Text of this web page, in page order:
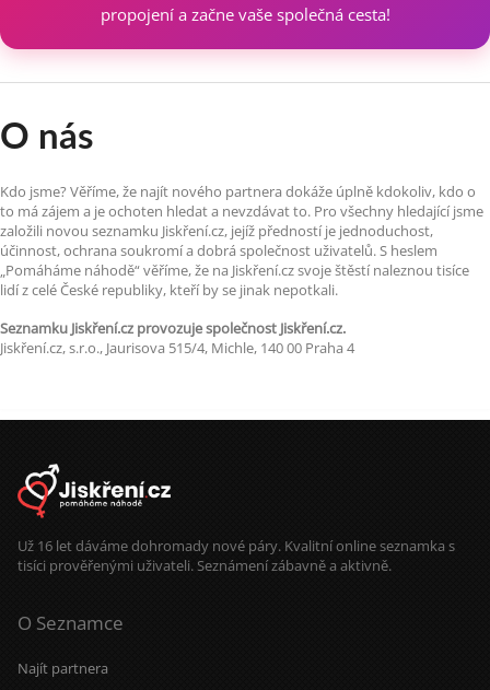
propojení a začne vaše společná cesta!
O nás
Kdo jsme? Věříme, že najít nového partnera dokáže úplně kdokoliv, kdo o
to má zájem a je ochoten hledat a nevzdávat to. Pro všechny hledající jsme
založili novou seznamku Jiskření.cz, jejíž předností je jednoduchost,
účinnost, ochrana soukromí a dobrá společnost uživatelů. S heslem
„Pomáháme náhodě“ věříme, že na Jiskření.cz svoje štěstí naleznou tisíce
lidí z celé České republiky, kteří by se jinak nepotkali.
Seznamku Jiskření.cz provozuje společnost Jiskření.cz.
Jiskření.cz, s.r.o., Jaurisova 515/4, Michle, 140 00 Praha 4
Už 16 let dáváme dohromady nové páry. Kvalitní online seznamka s
tisíci prověřenými uživateli. Seznámení zábavně a aktivně.
O Seznamce
Najít partnera